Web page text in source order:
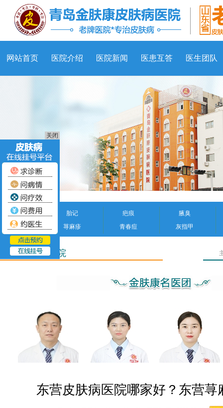
网站首页 医院介绍 医院新闻 医患互答 医生团队
胎记 疤痕
腋臭
荨麻疹
青春痘 灰指甲
东营皮肤病医院
东营皮肤病医院哪家好？东营荨
关闭